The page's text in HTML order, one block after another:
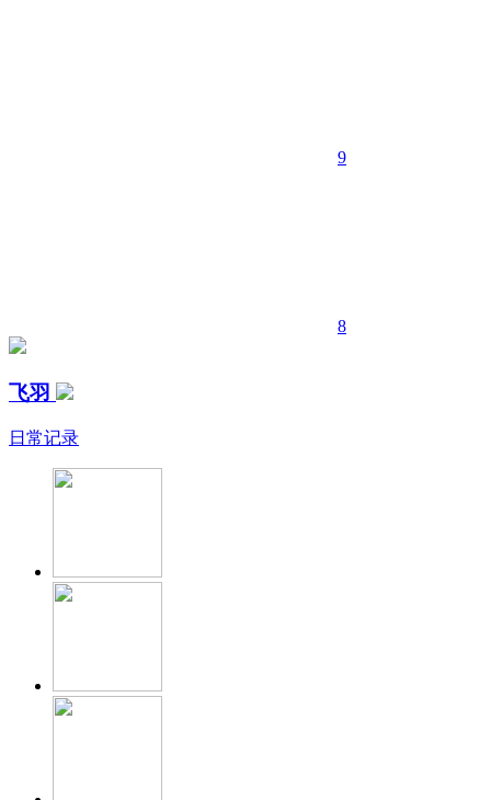
9
8
飞羽
日常记录